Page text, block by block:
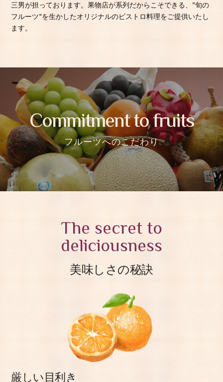
三男が担っております。果物店が系列だからこそできる、”旬の
フルーツ”を生かしたオリジナルのビストロ料理をご提供いたし
ます。
Commitment to fruits
フルーツへのこだわり
The secret to
deliciousness
美味しさの秘訣
厳しい目利き